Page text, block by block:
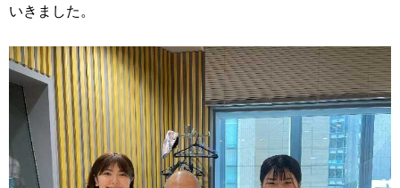
いきました。